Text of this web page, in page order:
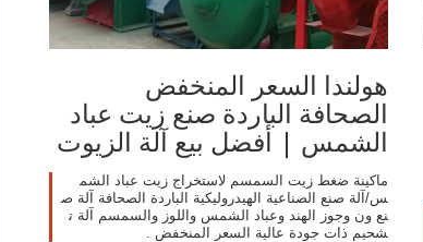
هولندا السعر المنخفض
الصحافة الباردة صنع زيت عباد
الشمس | أفضل بيع آلة الزيوت
ماكينة ضغط زيت السمسم لاستخراج زيت عباد الشم
س/آلة صنع الصناعية الهيدروليكية الباردة الصحافة آلة ص
نع ون وجوز الهند وعباد الشمس واللوز والسمسم آلة ت
شحيم ذات جودة عالية السعر المنخفض .